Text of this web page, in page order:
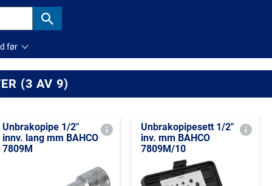
før
(3 AV 9)
Unbrakopipe 1/2"
innv. lang mm BAHCO
7809M
Unbrakopipesett 1/2"
inv. mm BAHCO
7809M/10